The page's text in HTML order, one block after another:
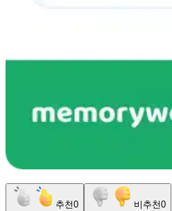
추천0 비추천0